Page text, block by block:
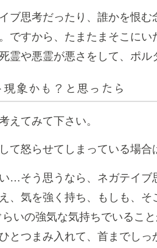
ブ思考だったり、誰かを恨
ですから、たまたまそこに
霊や悪霊が悪さをして、ポル
象かも？と思ったら
えてみて下さい。
て怒らせてしまっている場合
…そう思うなら、ネガテイブ
、気を強く持ち、もしも、
らいの強気な気持ちでいるこ
とつまみ入れて、首までし